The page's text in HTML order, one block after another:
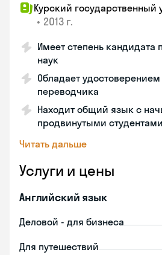
Курский государственный
• 2013 г.
Имеет степень кандидата
наук
Обладает удостоверением
переводчика
Находит общий язык с
продвинутыми студентами
Читать дальше
Услуги и цены
Английский язык
Деловой - для бизнеса
Для путешествий